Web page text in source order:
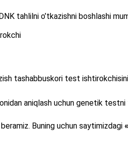
tahlilni o’tkazishni boshlashi
tashabbuskori test
aniqlash uchun genetik
Buning uchun saytimizdagi «